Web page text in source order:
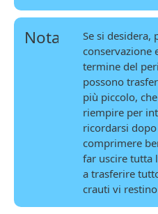
Nota
Se si desidera,
conservazione
termine del
possono
più piccolo,
riempire per
ricordarsi
comprimere
far uscire tutta
a trasferire
crauti vi